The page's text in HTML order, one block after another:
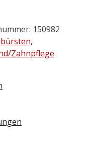
150982
,
Zahnpflege